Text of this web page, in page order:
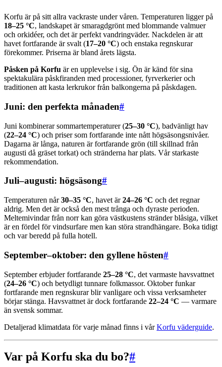
Korfu är på sitt allra vackraste under våren. Temperaturen ligger på
18–25 °C, landskapet är smaragdgrönt med blommande valmuer
och orkidéer, och det är perfekt vandringväder. Nackdelen är att
havet fortfarande är svalt (17–20 °C) och enstaka regnskurar
förekommer. Priserna är bland årets lägsta.
Påsken på Korfu är en upplevelse i sig. Ön är känd för sina
spektakulära påskfiranden med processioner, fyrverkerier och
traditionen att kasta lerkrukor från balkongerna på påskdagen.
Juni: den perfekta månaden#
Juni kombinerar sommartemperaturer (25–30 °C), badvänligt hav
(22–24 °C) och priser som fortfarande inte nått högsäsongsnivåer.
Dagarna är långa, naturen är fortfarande grön (till skillnad från
augusti då gräset torkat) och stränderna har plats. Vår starkaste
rekommendation.
Juli–augusti: högsäsong#
Temperaturen når30–35 °C, havet är24–26 °C och det regnar
aldrig. Men det är också den mest trånga och dyraste perioden.
Meltemivindar från norr kan göra västkustens stränder blåsiga, vilket
är en fördel för vindsurfare men kan störa strandhängare. Boka tidigt
och var beredd på fulla hotell.
September–oktober: den gyllene hösten#
September erbjuder fortfarande 25–28 °C, det varmaste havsvattnet
(24–26 °C) och betydligt tunnare folkmassor. Oktober funkar
fortfarande men regnskurar blir vanligare och vissa verksamheter
börjar stänga. Havsvattnet är dock fortfarande 22–24 °C — varmare
än svensk sommar.
Detaljerad klimatdata för varje månad finns i vårKorfu väderguide.
Var på Korfu ska du bo?#